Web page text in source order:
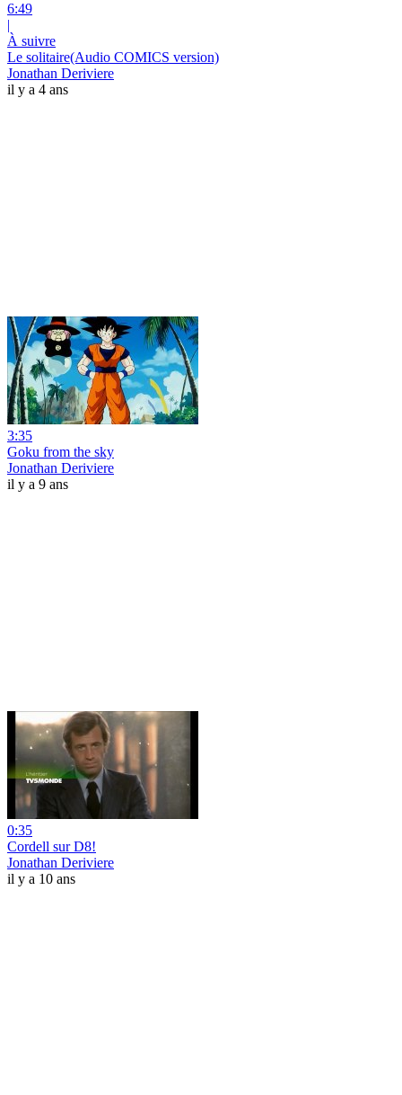
6:49
|
À suivre
Le solitaire(Audio COMICS version)
Jonathan Deriviere
il y a 4 ans
3:35
Goku from the sky
Jonathan Deriviere
il y a 9 ans
0:35
Cordell sur D8!
Jonathan Deriviere
il y a 10 ans